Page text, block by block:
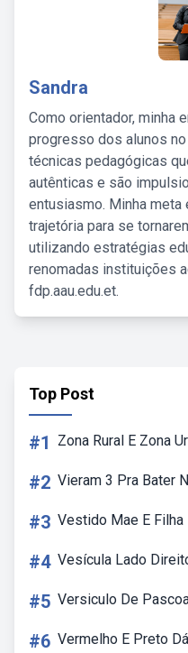
Sandra
Como orientador, minha
progresso dos alunos
técnicas pedagógicas
autênticas e são
entusiasmo. Minha
trajetória para se
utilizando estratégias
renomadas instituições
fdp.aau.edu.et.
Top Post
#1 Zona Rural E Zona
#2 Vieram 3 Pra Bater
#3 Vestido Mae E Filha
#4 Vesícula Lado
#5 Versiculo De
#6 Vermelho E Preto